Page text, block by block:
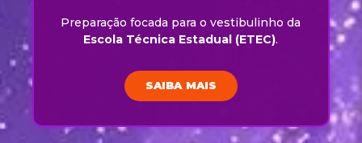
Preparação focada para o vestibulinho da
Escola Técnica Estadual (ETEC).
SAIBA MAIS